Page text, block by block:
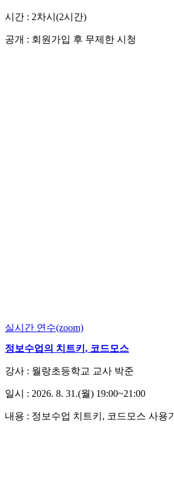
시간 : 2차시(2시간)
공개 : 회원가입 후 무제한 시청
실시간 연수(zoom)
정보수업의 치트키, 코드모스
강사 : 월랑초등학교 교사 박준
일시 : 2026. 8. 31.(월) 19:00~21:00
내용 : 정보수업 치트키, 코드모스 사용기